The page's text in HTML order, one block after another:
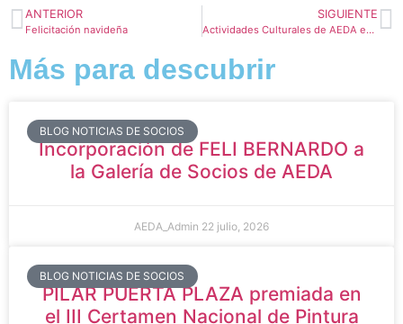
ANTERIOR
Felicitación navideña
SIGUIENTE
Actividades Culturales de AEDA en diciembre de 2024
Más para descubrir
BLOG NOTICIAS DE SOCIOS
Incorporación de FELI BERNARDO a
la Galería de Socios de AEDA
AEDA_Admin 22 julio, 2026
BLOG NOTICIAS DE SOCIOS
PILAR PUERTA PLAZA premiada en
el III Certamen Nacional de Pintura